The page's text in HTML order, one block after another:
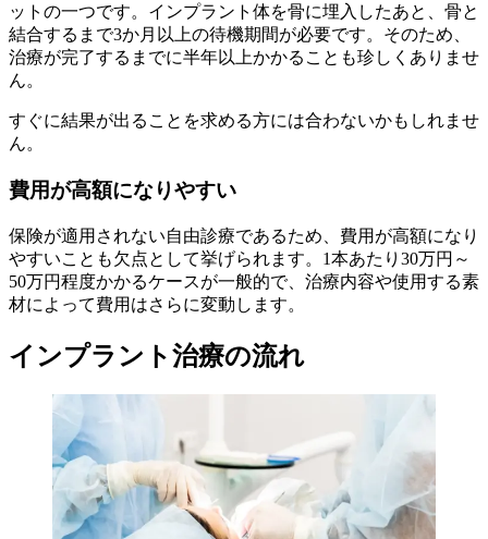
ットの一つです。インプラント体を骨に埋入したあと、骨と
結合するまで3か月以上の待機期間が必要です。そのため、
治療が完了するまでに半年以上かかることも珍しくありませ
ん。
すぐに結果が出ることを求める方には合わないかもしれませ
ん。
費用が高額になりやすい
保険が適用されない自由診療であるため、費用が高額になり
やすいことも欠点として挙げられます。1本あたり30万円～
50万円程度かかるケースが一般的で、治療内容や使用する素
材によって費用はさらに変動します。
インプラント治療の流れ